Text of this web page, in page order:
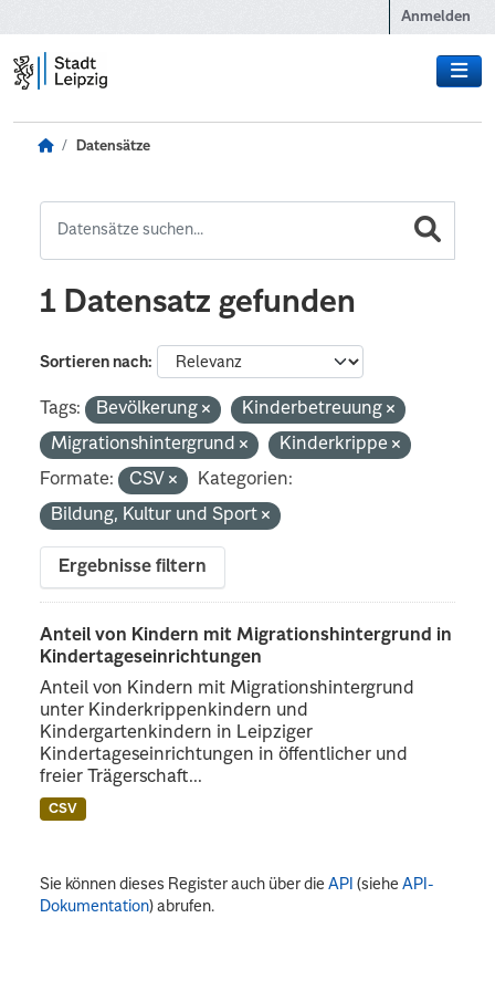
Anmelden
Datensätze
1 Datensatz gefunden
Sortieren nach
Tags: Bevölkerung
Kinderbetreuung
Migrationshintergrund
Kinderkrippe
Formate:
CSV
Kategorien:
Bildung, Kultur und Sport
Ergebnisse filtern
Anteil von Kindern mit Migrationshintergrund in
Kindertageseinrichtungen
Anteil von Kindern mit Migrationshintergrund
unter Kinderkrippenkindern und
Kindergartenkindern in Leipziger
Kindertageseinrichtungen in öffentlicher und
freier Trägerschaft...
CSV
Sie können dieses Register auch über dieAPI (sieheAPI-
Dokumentation) abrufen.